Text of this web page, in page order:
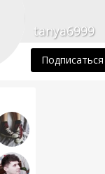
tanya6999
Подписаться